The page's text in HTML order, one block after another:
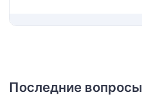
Последние вопросы